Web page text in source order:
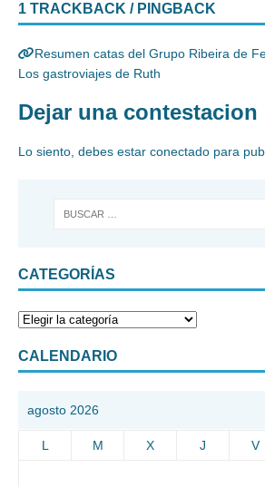
1 TRACKBACK / PINGBACK
Resumen catas del Grupo Ribeira de
Los gastroviajes de Ruth
Dejar una contestacion
Lo siento, debes estar conectado para
CATEGORÍAS
CALENDARIO
agosto 2026
L M X J V